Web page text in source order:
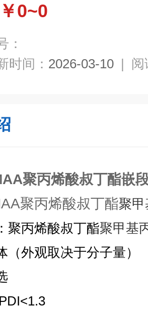
￥0~0
：
时间： 2026-03-10 | 阅
聚丙烯酸叔丁酯嵌
聚丙烯酸叔丁酯聚
聚丙烯酸叔丁酯聚甲基
（外观取决于分子量）